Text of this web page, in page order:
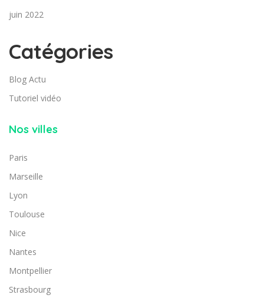
juin 2022
Catégories
Blog Actu
Tutoriel vidéo
Nos villes
Paris
Marseille
Lyon
Toulouse
Nice
Nantes
Montpellier
Strasbourg